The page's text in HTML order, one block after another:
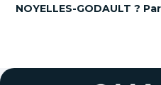
NOYELLES-GODAULT ?